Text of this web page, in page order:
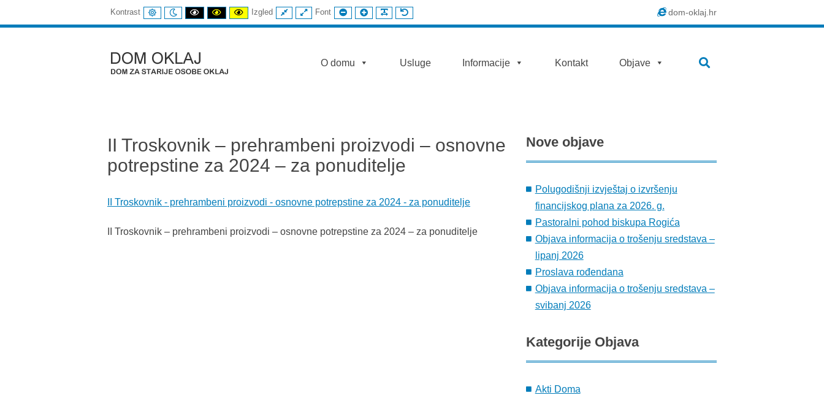
dom-oklaj.hr
Kontrast
UOBIČAJENI
KONTRAST
NOĆNI
KONTRAST
CRNI
I
BIJELI
CRNI
I
ŽUTI
ŽUTI
I
CRNI
Izgled
FIKSNI
IZGLED
ŠIROKI
IZGLED
Font
MANJI
FONT
VEĆI
FONT
ČITLJIV
FONT
UOBIČAJENI
FONT
O domu Usluge Informacije Kontakt Objave
II Troskovnik – prehrambeni proizvodi – osnovne
potrepstine za 2024 – za ponuditelje
II Troskovnik - prehrambeni proizvodi - osnovne potrepstine za 2024 - za ponuditelje
II Troskovnik – prehrambeni proizvodi – osnovne potrepstine za 2024 – za ponuditelje
Nove objave
Polugodišnji izvještaj o izvršenju
financijskog plana za 2026. g.
Pastoralni pohod biskupa Rogića
Objava informacija o trošenju sredstava –
lipanj 2026
Proslava rođendana
Objava informacija o trošenju sredstava –
svibanj 2026
Kategorije Objava
Akti Doma